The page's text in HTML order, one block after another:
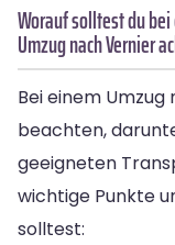
Worauf solltest du
Umzug nach Vernier
Bei einem
beachten,
geeigneten
wichtige Punkte
solltest: